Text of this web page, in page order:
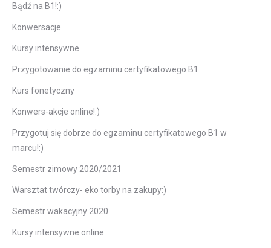
Bądź na B1!:)
Konwersacje
Kursy intensywne
Przygotowanie do egzaminu certyfikatowego B1
Kurs fonetyczny
Konwers-akcje online!:)
Przygotuj się dobrze do egzaminu certyfikatowego B1 w
marcu!:)
Semestr zimowy 2020/2021
Warsztat twórczy- eko torby na zakupy:)
Semestr wakacyjny 2020
Kursy intensywne online